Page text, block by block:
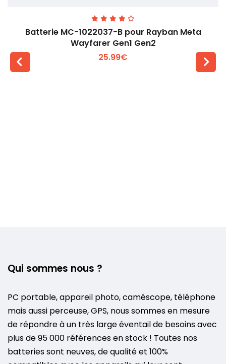
Batterie MC-1022037-B pour Rayban Meta
Wayfarer Gen1 Gen2
25.99€
Qui sommes nous ?
PC portable, appareil photo, caméscope, téléphone
mais aussi perceuse, GPS, nous sommes en mesure
de répondre à un très large éventail de besoins avec
plus de 95 000 références en stock ! Toutes nos
batteries sont neuves, de qualité et 100%